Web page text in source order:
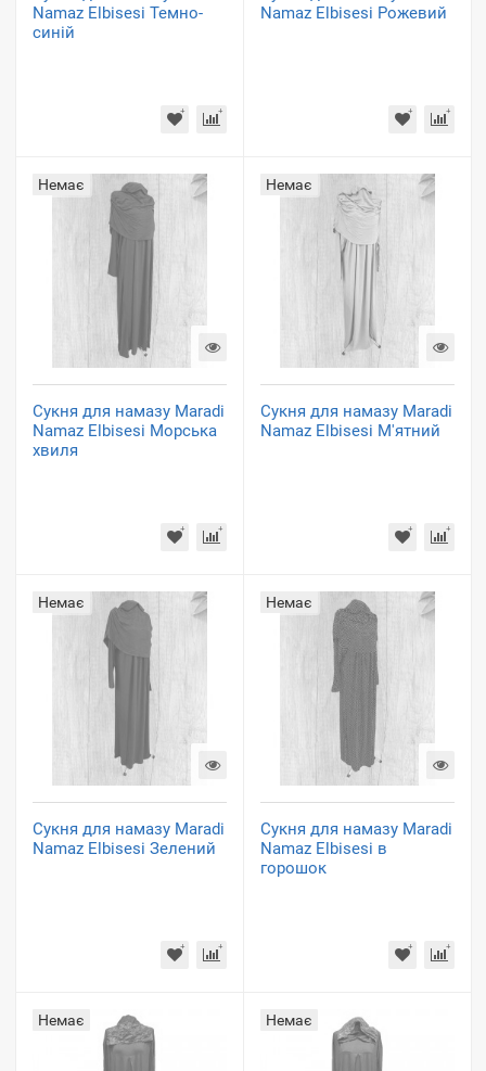
Namaz Elbisesi Темно-
синій
Namaz Elbisesi Рожевий
Немає
Сукня для намазу Maradi
Namaz Elbisesi Морська
хвиля
Немає
Сукня для намазу Maradi
Namaz Elbisesi М'ятний
Немає
Сукня для намазу Maradi
Namaz Elbisesi Зелений
Немає
Сукня для намазу Maradi
Namaz Elbisesi в
горошок
Немає Немає